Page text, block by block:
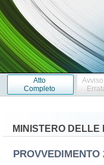
Atto
Completo
MINISTERO
PROVVEDIMENTO